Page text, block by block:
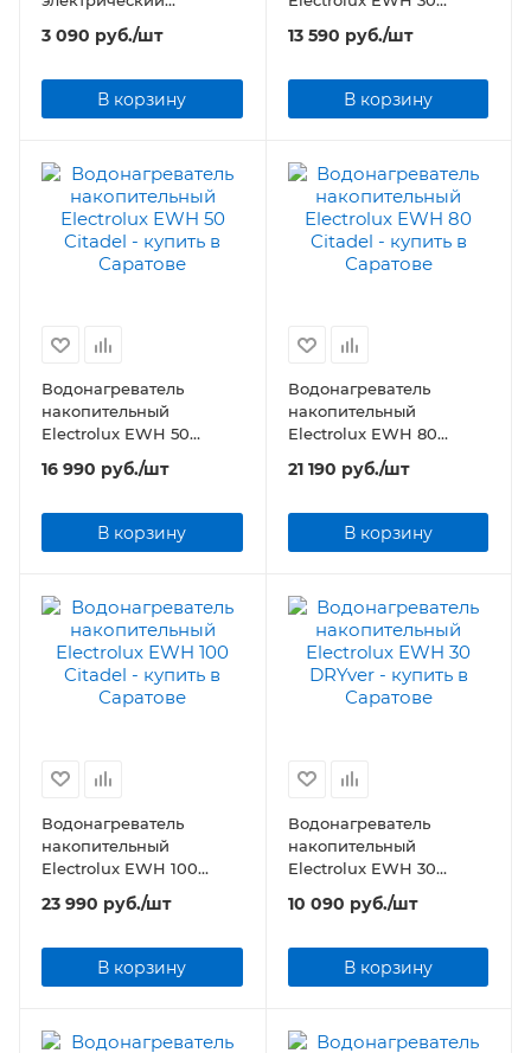
Electrolux Smartfix 2.0 TS
(6,5 kW) - кран+душ
3 090 руб./шт
В корзину
13 590 руб./шт
В корзину
Водонагреватель
накопительный
Electrolux EWH 50
16 990 руб./шт
В корзину
Водонагреватель
накопительный
Electrolux EWH 80
21 190 руб./шт
В корзину
Водонагреватель
накопительный
Electrolux EWH 100
23 990 руб./шт
В корзину
Водонагреватель
накопительный
Electrolux EWH 30
10 090 руб./шт
В корзину